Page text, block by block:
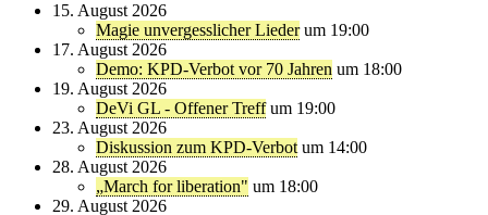
15. August 2026
Magie unvergesslicher Lieder um 19:00
17. August 2026
Demo: KPD-Verbot vor 70 Jahren um 18:00
19. August 2026
DeVi GL - Offener Treff um 19:00
23. August 2026
Diskussion zum KPD-Verbot um 14:00
28. August 2026
„March for liberation" um 18:00
29. August 2026